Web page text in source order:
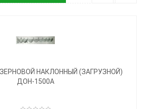
НАКЛОННЫЙ (ЗАГРУЗНОЙ)
ДОН-1500А